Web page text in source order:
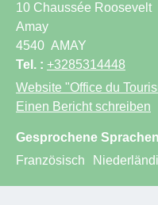
10 Chaussée Roosevelt
Amay
4540 AMAY
Tel. : +3285314448
Website "Office du
Einen Bericht schreiben
Gesprochene
Französisch